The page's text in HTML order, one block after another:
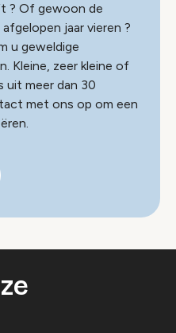
? Of gewoon de
jaar vieren ?
u geweldige
Kleine, zeer kleine of
uit meer dan 30
met ons op om een